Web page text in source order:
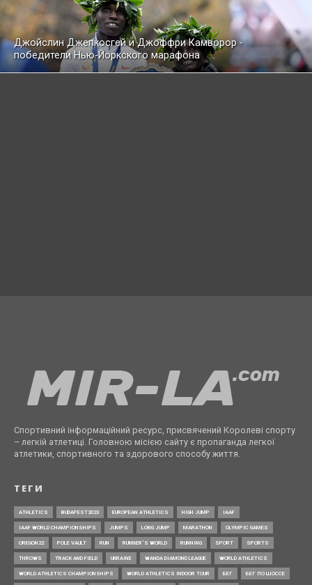
Джойслин Джепкосгей и Джоффри Камворор -
победители Нью-Йоркского марафона
Спортивний інформаційний ресурс, присвячений Королеві спорту
– легкій атлетиці. Головною місією сайту є пропаганда легкої
атлетики, спортивного та здорового способу життя.
ТЕГИ
ATHLETICS BUDAPEST2023 EUROPEAN ATHLETICS HIGH JUMP IAAF
IAAF WORLD CHAMPIONSHIPS JUMPS LONG JUMP MARATHON OLYMPIC GAMES
OREGON22 POLE VAULT RUN RUNNER’S WORLD RUNNING SPORT SPORTS
THROWS TRACK AND FIELD UKRAINE WANDA DIAMOND LEAGUE WORLD ATHLETICS
WORLD ATHLETICS CHAMPIONSHIPS WORLD ATHLETICS INDOOR TOUR БЕГ БЕГ ПО ШОССЕ